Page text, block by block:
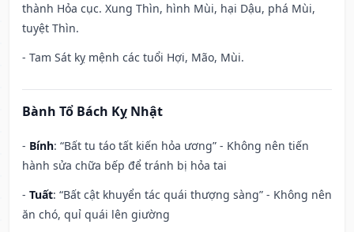
thành Hỏa cục. Xung Thìn, hình Mùi, hại Dậu, phá Mùi,
tuyệt Thìn.
- Tam Sát kỵ mệnh các tuổi Hợi, Mão, Mùi.
Bành Tổ Bách Kỵ Nhật
- Bính: “Bất tu táo tất kiến hỏa ương” - Không nên tiến
hành sửa chữa bếp để tránh bị hỏa tai
- Tuất: “Bất cật khuyển tác quái thượng sàng” - Không nên
ăn chó, quỉ quái lên giường